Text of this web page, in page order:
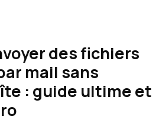
des fichiers
mail sans
: guide ultime et